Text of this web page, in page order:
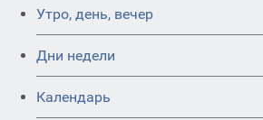
Утро, день, вечер
Дни недели
Календарь